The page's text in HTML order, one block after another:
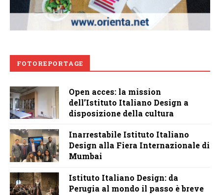
FOTOREPORTAGE
Open acces: la mission
dell’Istituto Italiano Design a
disposizione della cultura
Inarrestabile Istituto Italiano
Design alla Fiera Internazionale di
Mumbai
Istituto Italiano Design: da
Perugia al mondo il passo è breve